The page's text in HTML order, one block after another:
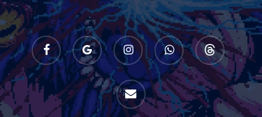
facebook
google-
plus
instagram whatsapp threads
email